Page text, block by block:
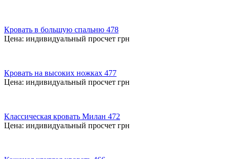
Кровать в большую спальню 478
Цена: индивидуальный просчет грн
Кровать на высоких ножках 477
Цена: индивидуальный просчет грн
Классическая кровать Милан 472
Цена: индивидуальный просчет грн